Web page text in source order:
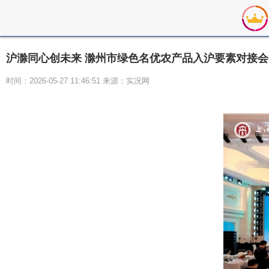
沪滁同心创未来 滁州市绿色名优农产品入沪要素对接
时间：2026-05-27 11:46:51 来源：实况网